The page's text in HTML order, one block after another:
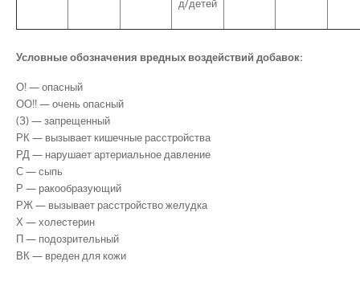
д/детей
Условные обозначения вредных воздействий добавок:
О! — опасный
ОО!! — очень опасный
(З) — запрещенный
РК — вызывает кишечные расстройства
РД — нарушает артериальное давление
С — сыпь
Р — ракообразующий
РЖ — вызывает расстройство желудка
Х — холестерин
П — подозрительный
ВК — вреден для кожи